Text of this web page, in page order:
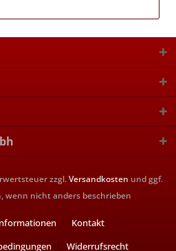
zzgl.Versandkosten und ggf.
wenn nicht anders beschrieben
Kontakt
Widerrufsrecht